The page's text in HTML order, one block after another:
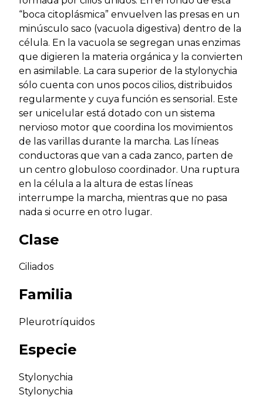
“boca citoplásmica” envuelven las presas en un
minúsculo saco (vacuola digestiva) dentro de la
célula. En la vacuola se segregan unas enzimas
que digieren la materia orgánica y la convierten
en asimilable. La cara superior de la stylonychia
sólo cuenta con unos pocos cilios, distribuidos
regularmente y cuya función es sensorial. Este
ser unicelular está dotado con un sistema
nervioso motor que coordina los movimientos
de las varillas durante la marcha. Las líneas
conductoras que van a cada zanco, parten de
un centro globuloso coordinador. Una ruptura
en la célula a la altura de estas líneas
interrumpe la marcha, mientras que no pasa
nada si ocurre en otro lugar.
Clase
Ciliados
Familia
Pleurotríquidos
Especie
Stylonychia
Stylonychia